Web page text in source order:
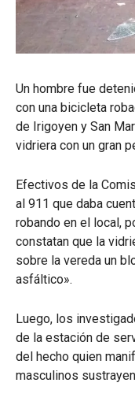
Un hombre fue
con una bicicleta
de Irigoyen y San
vidriera con un gran
Efectivos de la
al 911 que daba
robando en el local,
constatan que la
sobre la vereda un
asfáltico».
Luego, los
de la estación de
del hecho quien
masculinos